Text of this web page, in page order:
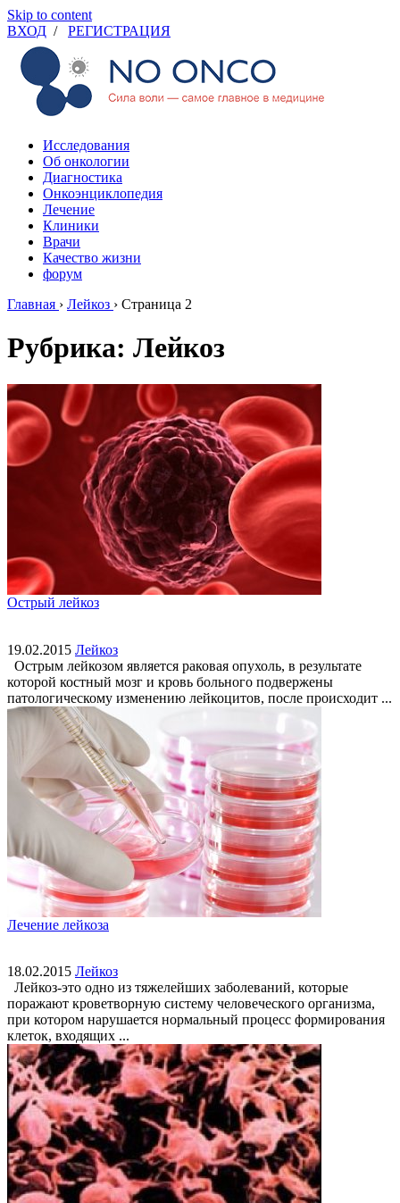
Skip to content
ВХОД / РЕГИСТРАЦИЯ
Исследования
Об онкологии
Диагностика
Онкоэнциклопедия
Лечение
Клиники
Врачи
Качество жизни
форум
Главная › Лейкоз › Страница 2
Рубрика: Лейкоз
Острый лейкоз
19.02.2015 Лейкоз
Острым лейкозом является раковая опухоль, в результате
которой костный мозг и кровь больного подвержены
патологическому изменению лейкоцитов, после происходит ...
Лечение лейкоза
18.02.2015 Лейкоз
Лейкоз-это одно из тяжелейших заболеваний, которые
поражают кроветворную систему человеческого организма,
при котором нарушается нормальный процесс формирования
клеток, входящих ...